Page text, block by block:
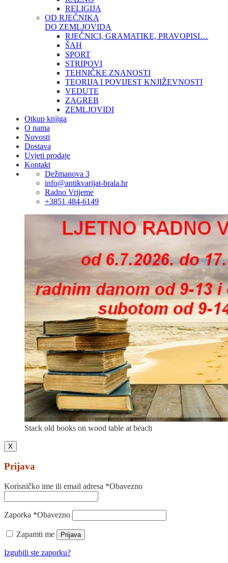
RELIGIJA
OD RJEČNIKA
DO ZEMLJOVIDA
RJEČNICI, GRAMATIKE, PRAVOPISI…
ŠAH
SPORT
STRIPOVI
TEHNIČKE ZNANOSTI
TEORIJA I POVIJEST KNJIŽEVNOSTI
VEDUTE
ZAGREB
ZEMLJOVIDI
Otkup knjiga
O nama
Novosti
Dostava
Uvjeti prodaje
Kontakt
Dežmanova 3
info@antikvarijat-brala.hr
Radno Vrijeme
+3851 484-6149
Stack old books on wood table at beach
X
Prijava
Korisničko ime ili email adresa *Obavezno
Zaporka *Obavezno
Zapamti me Prijava
Izgubili ste zaporku?